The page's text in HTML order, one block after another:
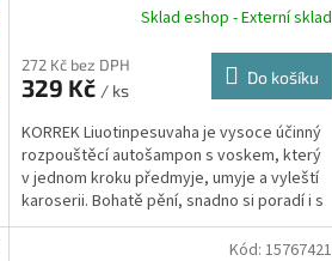
Sklad eshop - Externí sklad
272 Kč bez DPH
329 Kč / ks
Do košíku
KORREK Liuotinpesuvaha je vysoce účinný
rozpouštěcí autošampon s voskem, který
v jednom kroku předmyje, umyje a vyleští
karoserii. Bohatě pění, snadno si poradí i s
mastnou...
Kód: 15767421